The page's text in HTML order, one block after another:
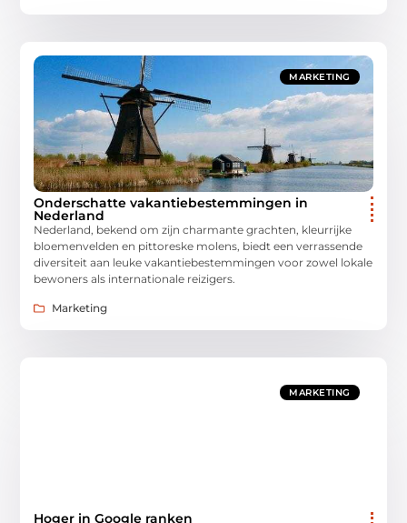
MARKETING
Onderschatte vakantiebestemmingen in
Nederland
Nederland, bekend om zijn charmante grachten, kleurrijke
bloemenvelden en pittoreske molens, biedt een verrassende
diversiteit aan leuke vakantiebestemmingen voor zowel lokale
bewoners als internationale reizigers.
Marketing
MARKETING
Hoger in Google ranken